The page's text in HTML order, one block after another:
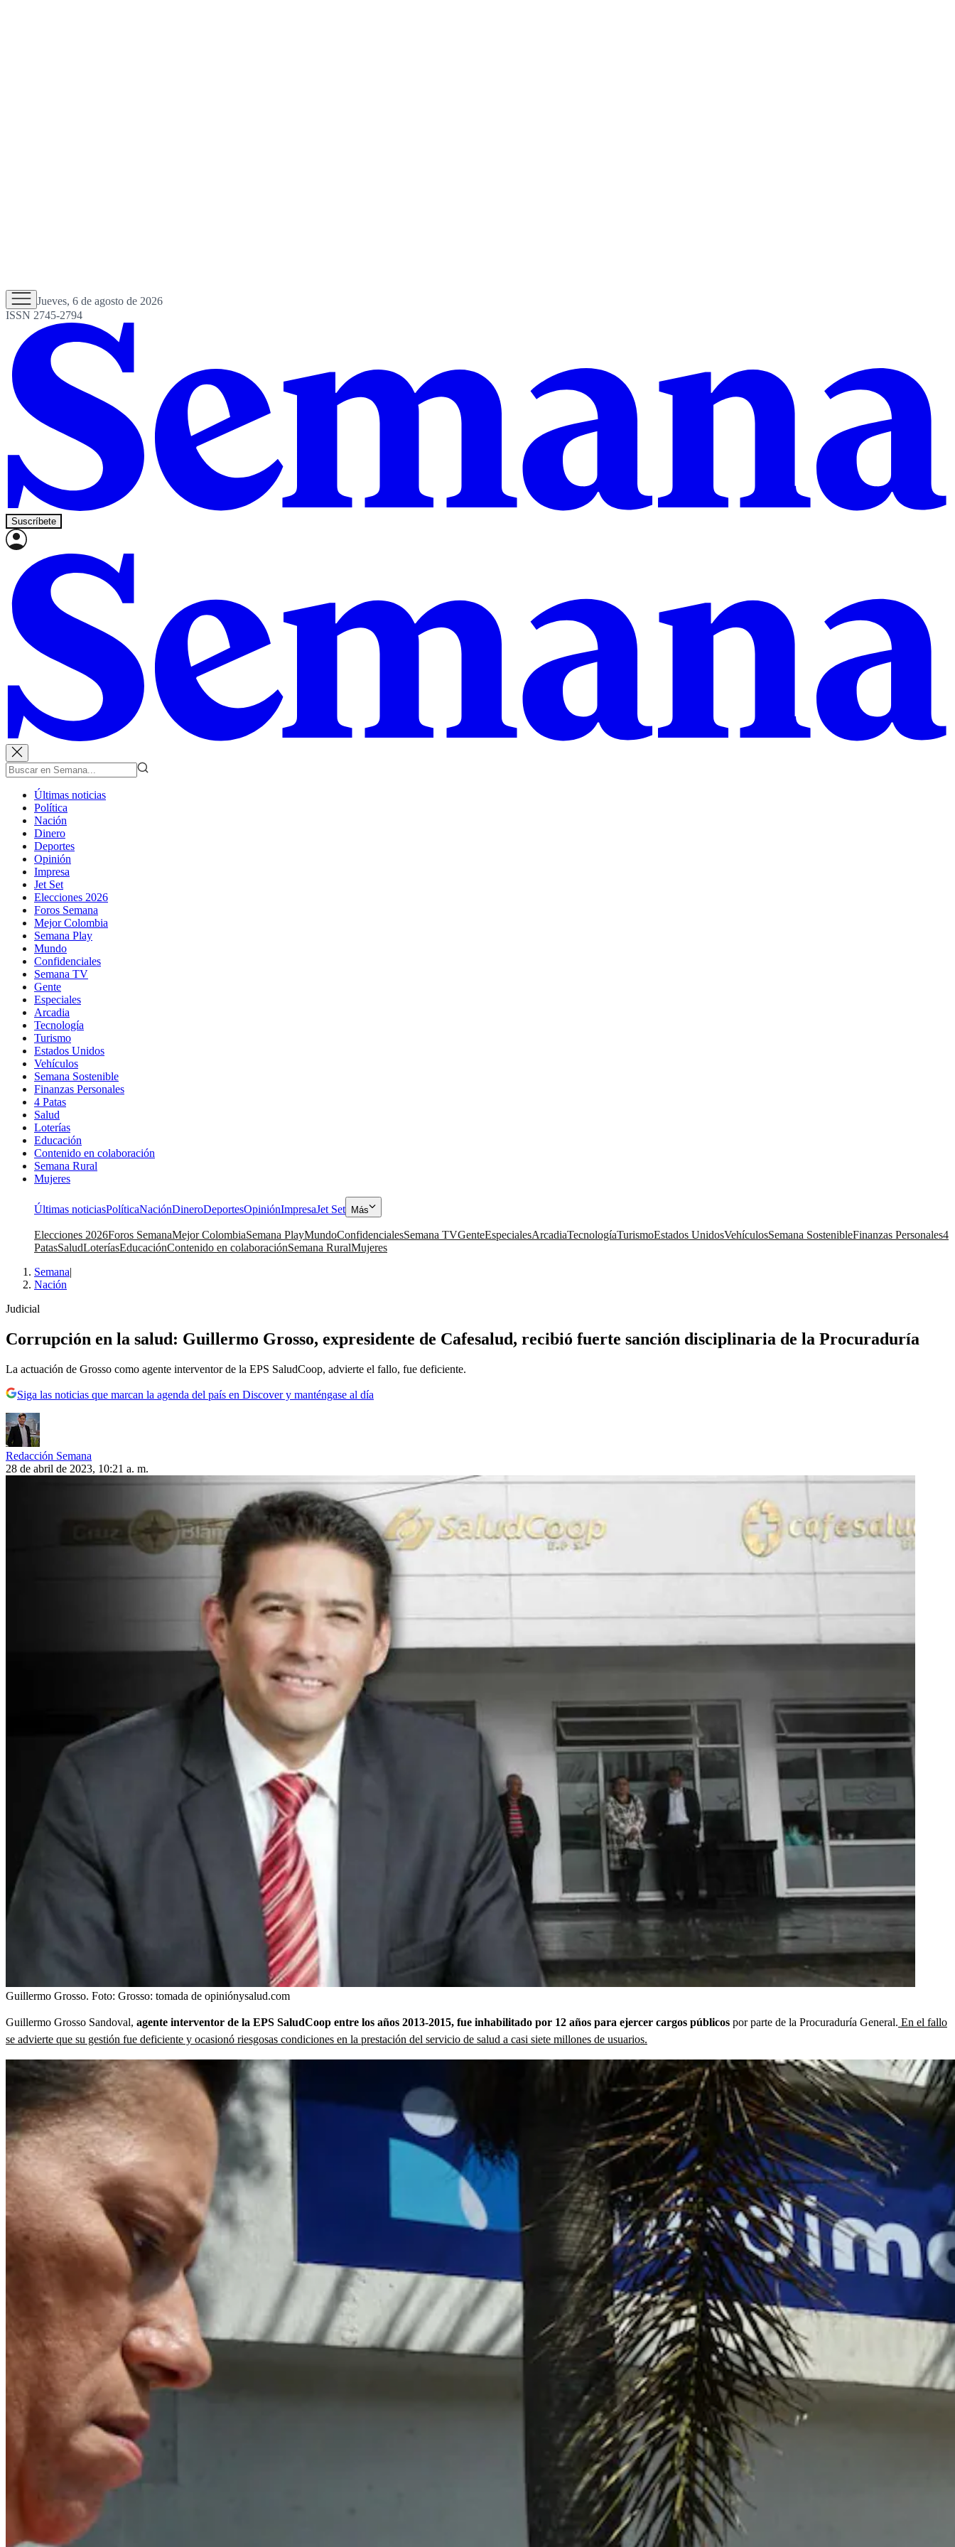
Jueves, 6 de agosto de 2026
ISSN 2745-2794
Suscríbete
Últimas noticias
Política
Nación
Dinero
Deportes
Opinión
Impresa
Jet Set
Elecciones 2026
Foros Semana
Mejor Colombia
Semana Play
Mundo
Confidenciales
Semana TV
Gente
Especiales
Arcadia
Tecnología
Turismo
Estados Unidos
Vehículos
Semana Sostenible
Finanzas Personales
4 Patas
Salud
Loterías
Educación
Contenido en colaboración
Semana Rural
Mujeres
Últimas noticiasPolíticaNaciónDineroDeportesOpiniónImpresaJet Set Más
Elecciones 2026Foros SemanaMejor ColombiaSemana PlayMundoConfidencialesSemana TVGenteEspecialesArcadiaTecnologíaTurismoEstados UnidosVehículosSemana SostenibleFinanzas Personales4
PatasSaludLoteríasEducaciónContenido en colaboraciónSemana RuralMujeres
Semana|
Nación
Judicial
Corrupción en la salud: Guillermo Grosso, expresidente de Cafesalud, recibió fuerte sanción disciplinaria de la Procuraduría
La actuación de Grosso como agente interventor de la EPS SaludCoop, advierte el fallo, fue deficiente.
Siga las noticias que marcan la agenda del país en Discover y manténgase al día
Redacción Semana
28 de abril de 2023, 10:21 a. m.
Guillermo Grosso. Foto: Grosso: tomada de opiniónysalud.com
Guillermo Grosso Sandoval, agente interventor de la EPS SaludCoop entre los años 2013-2015, fue inhabilitado por 12 años para ejercer cargos públicos por parte de la Procuraduría General. En el fallo
se advierte que su gestión fue deficiente y ocasionó riesgosas condiciones en la prestación del servicio de salud a casi siete millones de usuarios.